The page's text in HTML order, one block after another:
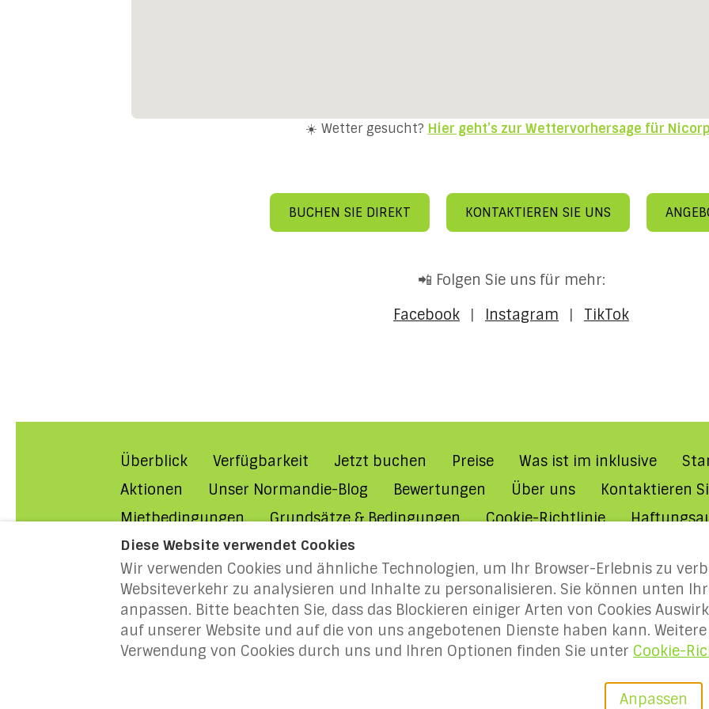
☀️ Wetter gesucht? Hier geht’s zur Wettervorhersage für
BUCHEN SIE DIREKT KONTAKTIEREN SIE UNS
📲 Folgen Sie uns für mehr:
Facebook
| Instagram | TikTok
Überblick Verfügbarkeit Jetzt buchen Preise Was ist im inklusive
Aktionen
Unser Normandie-Blog Bewertungen Über uns Kontaktieren
Mietbedingungen
Grundsätze & Bedingungen Cookie-Richtlinie
MILLENIUM 2027: Jahr der Normannen
Deutsch EUR
Lodgify
Diese Website verwendet Cookies
Wir verwenden Cookies und ähnliche Technologien, um Ihr Browser-Erlebnis zu
Websiteverkehr zu analysieren und Inhalte zu personalisieren. Sie können unten
anpassen. Bitte beachten Sie, dass das Blockieren einiger Arten von Cookies
auf unserer Website und auf die von uns angebotenen Dienste haben kann.
Verwendung von Cookies durch uns und Ihren Optionen finden Sie unter Cookie-
Anpassen